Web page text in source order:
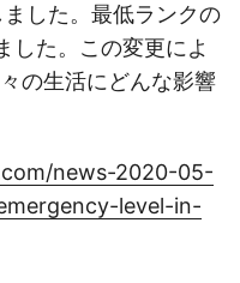
した。最低ランクの
した。この変更によ
の生活にどんな影響
news-2020-05-
level-in-